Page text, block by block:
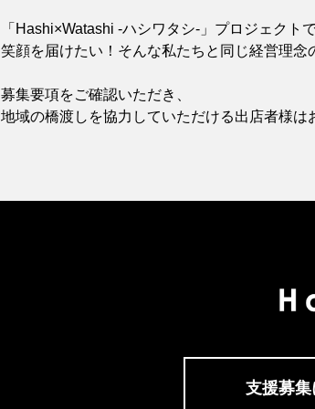
「Hashi×Watashi -ハシワタシ-」プロジェクト
笑顔を届けたい！そんな私たちと同じ経営理念
募集要項をご確認いただき、
地域の橋渡しを協力していただける出店者様は
支援募